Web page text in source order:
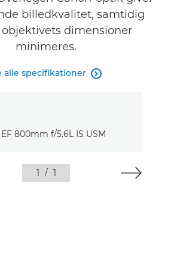
billedkvalitet, samtidig
dimensioner
minimeres.
alle specifikationer 
1 / 1